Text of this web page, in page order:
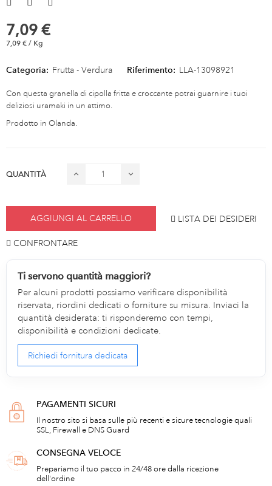
7,09 €
7,09 € / Kg
Categoria: Frutta - Verdura Riferimento: LLA-13098921
Con questa granella di cipolla fritta e croccante potrai guarnire i tuoi
deliziosi uramaki in un attimo.
Prodotto in Olanda.
QUANTITÀ
AGGIUNGI AL CARRELLO LISTA DEI DESIDERI
CONFRONTARE
Ti servono quantità maggiori?
Per alcuni prodotti possiamo verificare disponibilità
riservata, riordini dedicati o forniture su misura. Inviaci la
quantità desiderata: ti risponderemo con tempi,
disponibilità e condizioni dedicate.
Richiedi fornitura dedicata
PAGAMENTI SICURI
Il nostro sito si basa sulle più recenti e sicure tecnologie quali
SSL, Firewall e DNS Guard
CONSEGNA VELOCE
Prepariamo il tuo pacco in 24/48 ore dalla ricezione
dell'ordine